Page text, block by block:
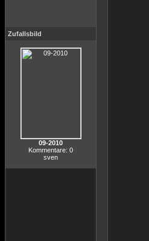
Zufallsbild
09-2010
Kommentare: 0
sven